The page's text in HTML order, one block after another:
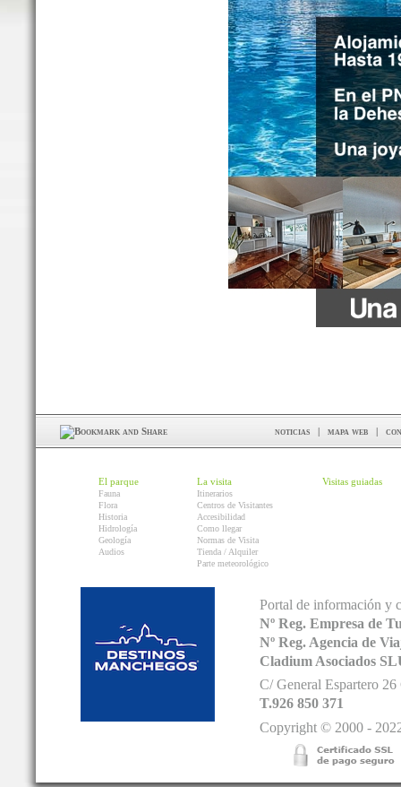
noticias | mapa web |
El parque
Fauna
Flora
Historia
Hidrología
Geología
Audios
La visita
Itinerarios
Centros de Visitantes
Accesibilidad
Como llegar
Normas de Visita
Tienda / Alquiler
Parte meteorológico
Visitas guiadas
Portal de información y
Nº Reg. Empresa de
Nº Reg. Agencia de
Cladium Asociados
C/ General Espartero
T.926 850 371
Copyright © 2000 -